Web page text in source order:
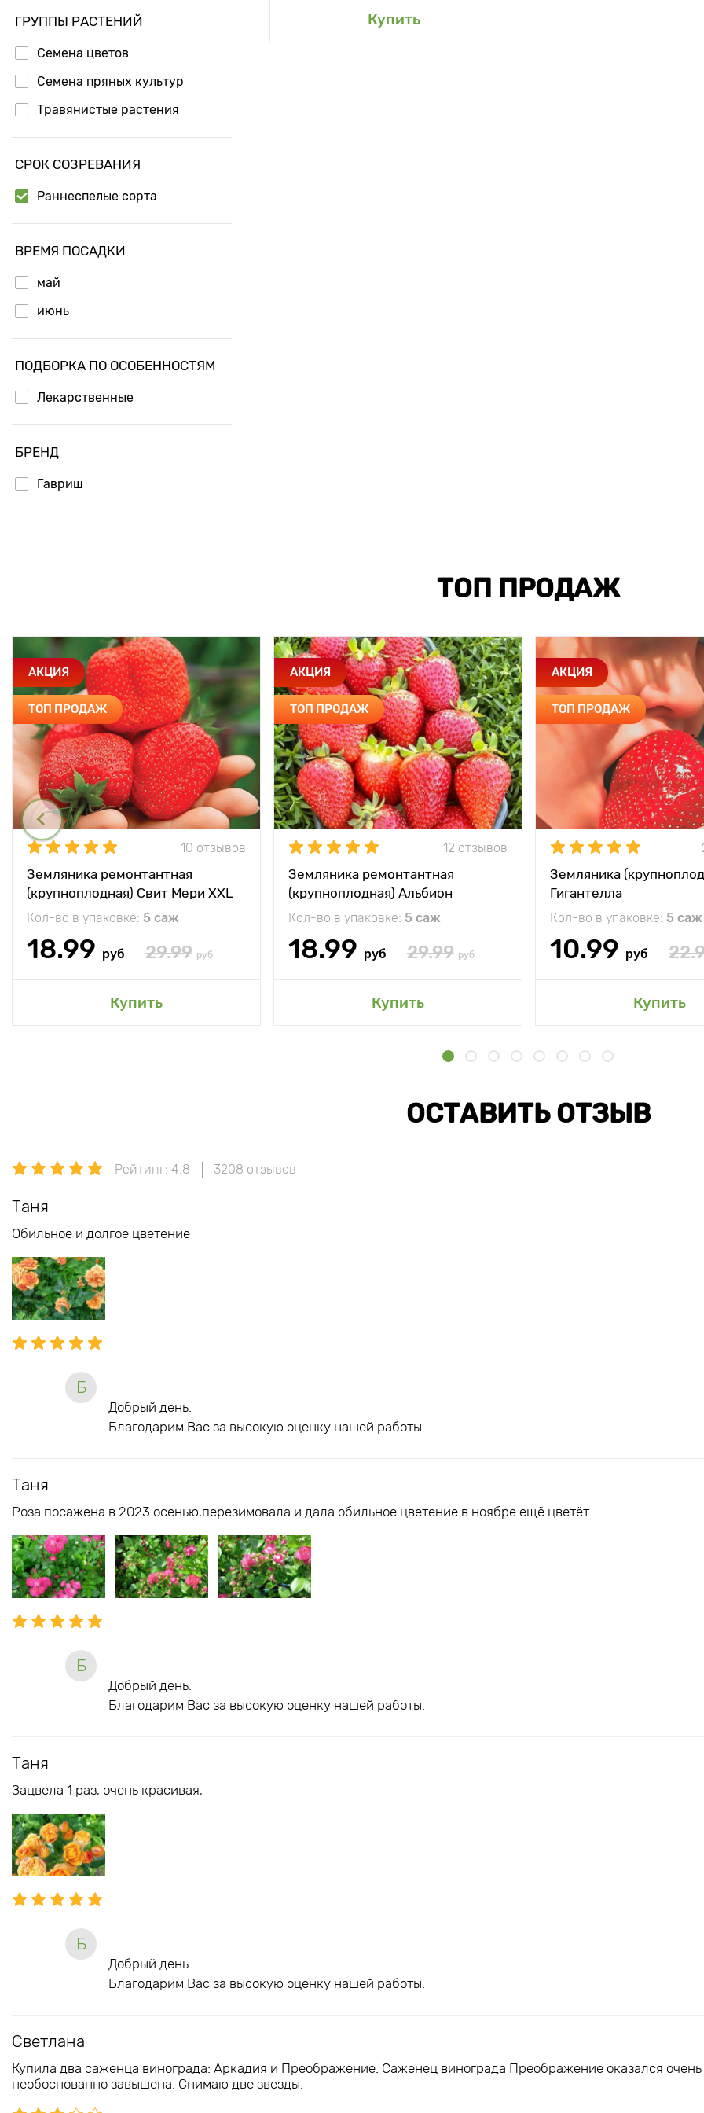
ГРУППЫ РАСТЕНИЙ
Семена цветов
Семена пряных культур
Травянистые растения
СРОК СОЗРЕВАНИЯ
Раннеспелые сорта
ВРЕМЯ ПОСАДКИ
май
июнь
ПОДБОРКА ПО ОСОБЕННОСТЯМ
Лекарственные
БРЕНД
Гавриш
Купить
Добавить в мой сад
ТОП ПРОДАЖ
АКЦИЯ
ТОП ПРОДАЖ
10 отзывов
Земляника ремонтантная
(крупноплодная) Свит Мери XXL
Кол-во в упаковке: 5 саж
18.99 руб 29.99 руб
Купить
АКЦИЯ
ТОП ПРОДАЖ
12 отзывов
Земляника ремонтантная
(крупноплодная) Альбион
Кол-во в упаковке: 5 саж
18.99 руб 29.99 руб
Купить
АКЦИЯ
ТОП ПРОДАЖ
Земляника
Гигантелла
Кол-во в упаковке: 5 саж
10.99 руб
Купить
ОСТАВИТЬ ОТЗЫВ
Рейтинг: 4.8 3208 отзывов
Таня
Обильное и долгое цветение
Б
Добрый день.
Благодарим Вас за высокую оценку нашей работы.
Таня
Роза посажена в 2023 осенью,перезимовала и дала обильное цветение в ноябре ещё цветёт.
Б
Добрый день.
Благодарим Вас за высокую оценку нашей работы.
Таня
Зацвела 1 раз, очень красивая,
Б
Добрый день.
Благодарим Вас за высокую оценку нашей работы.
Светлана
Купила два саженца винограда: Аркадия и Преображение. Саженец винограда Преображение оказался
необоснованно завышена. Снимаю две звезды.